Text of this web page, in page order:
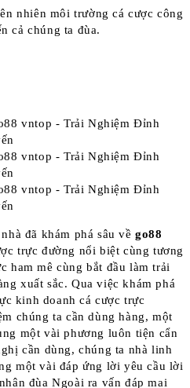
nhiên môi trường cá cược công
cả chúng ta đùa.
đã khám phá sâu vềgo88
trực đường nổi biệt cùng tương
ham mê cùng bắt đầu làm trải
xuất sắc. Qua việc khám phá
kinh doanh cá cược trực
chúng ta cần dùng hàng, một
một vài phương luôn tiện cẩn
cần dùng, chúng ta nhà linh
một vài đáp ứng lời yêu cầu lời
đùa Ngoài ra vấn đáp mai